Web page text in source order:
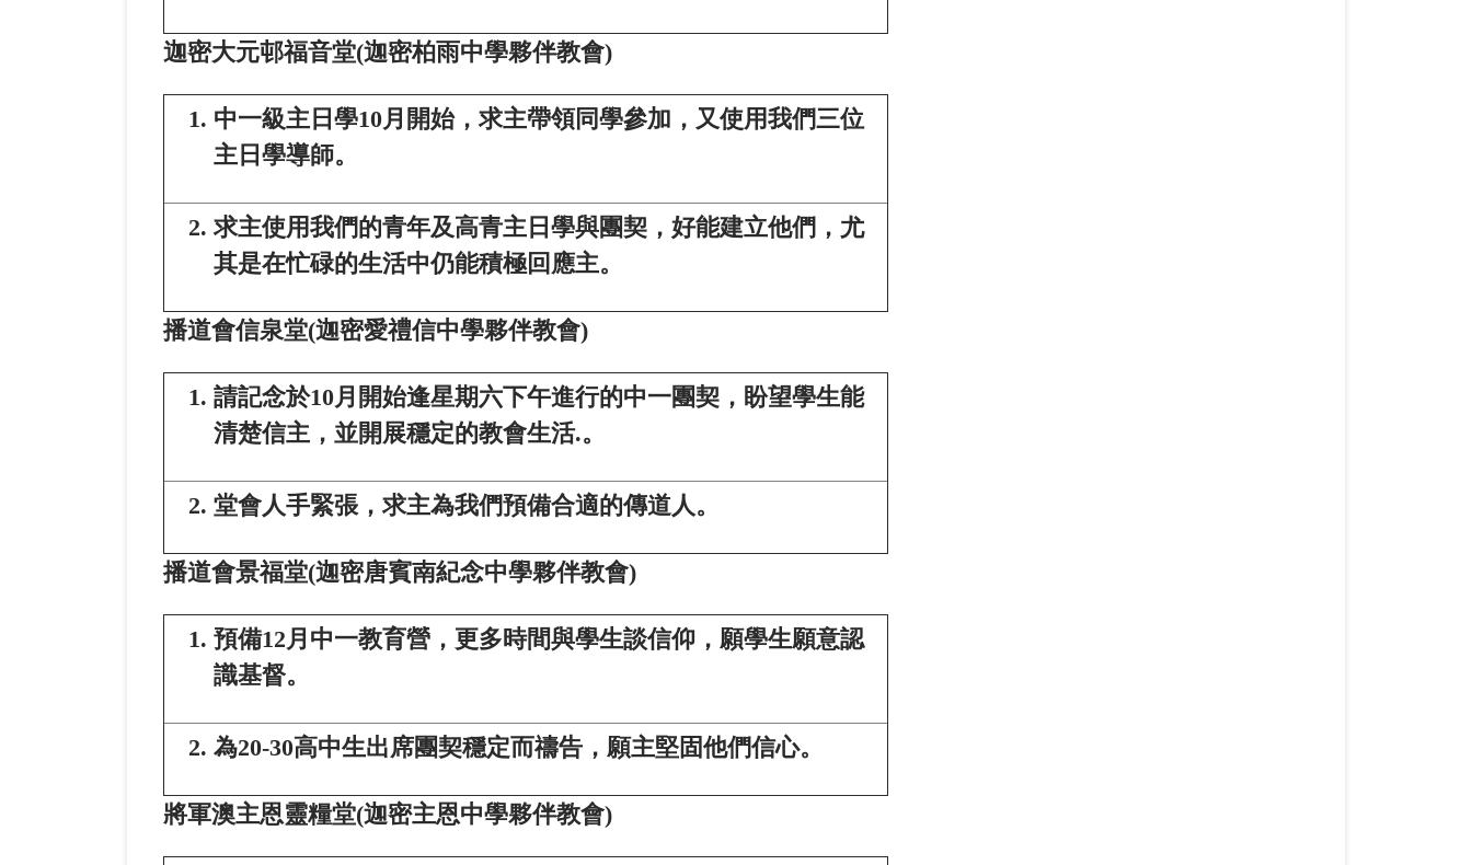
迦密大元邨福音堂(迦密柏雨中學夥伴教會)
中一級主日學10月開始，求主帶領同學參加，又使用我們三位
主日學導師。
求主使用我們的青年及高青主日學與團契，好能建立他們，尤
其是在忙碌的生活中仍能積極回應主。
播道會信泉堂(迦密愛禮信中學夥伴教會)
請記念於10月開始逢星期六下午進行的中一團契，盼望學生能
清楚信主，並開展穩定的教會生活.。
堂會人手緊張，求主為我們預備合適的傳道人。
播道會景福堂(迦密唐賓南紀念中學夥伴教會)
預備12月中一教育營，更多時間與學生談信仰，願學生願意認
識基督。
為20-30高中生出席團契穩定而禱告，願主堅固他們信心。
將軍澳主恩靈糧堂(迦密主恩中學夥伴教會)